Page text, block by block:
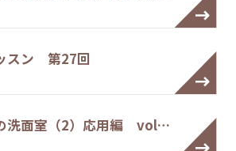
スン 第27回
洗面室（2）応用編 vol…